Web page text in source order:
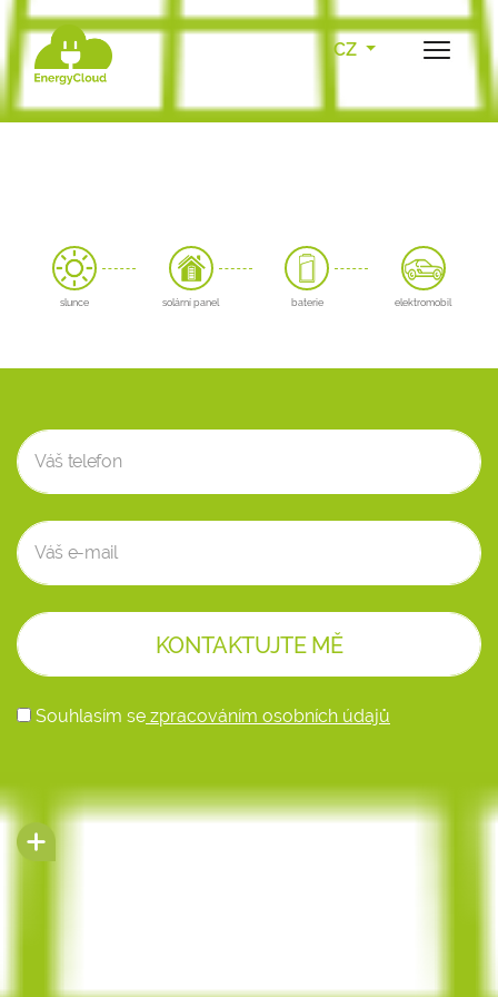
CZ
slunce solární panel baterie elektromobil
Souhlasím se zpracováním osobních údajů